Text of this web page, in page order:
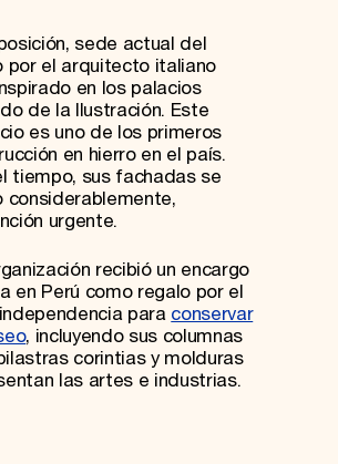
sede actual del
por el arquitecto italiano
en los palacios
de la Ilustración. Este
es uno de los primeros
en hierro en el país.
tiempo, sus fachadas se
considerablemente,
urgente.
recibió un encargo
en Perú como regalo por el
para conservar
, incluyendo sus columnas
corintias y molduras
las artes e industrias.